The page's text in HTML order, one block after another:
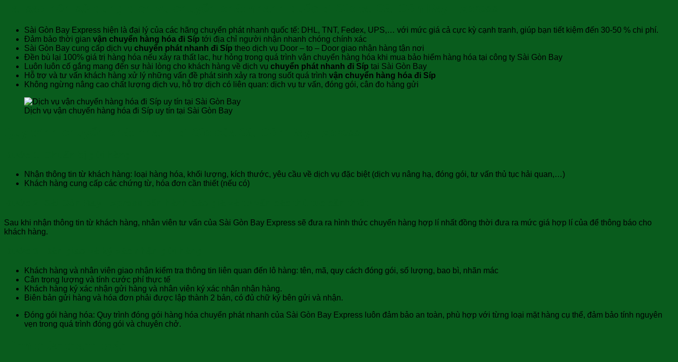
Sài Gòn Bay Express hiện là đại lý của các hãng chuyển phát nhanh quốc tế: DHL, TNT, Fedex, UPS,… với mức giá cả cực kỳ cạnh tranh, giúp bạn tiết kiệm đến 30-50 % chi phí.
Đảm bảo thời gian vận chuyển hàng hóa đi Síp tới địa chỉ người nhận nhanh chóng chính xác
Sài Gòn Bay cung cấp dịch vụ chuyển phát nhanh đi Síp theo dịch vụ Door – to – Door giao nhận hàng tận nơi
Đền bù lại 100% giá trị hàng hóa nếu xảy ra thất lạc, hư hỏng trong quá trình vận chuyển hàng hóa khi mua bảo hiểm hàng hóa tại công ty Sài Gòn Bay
Luôn luôn cố gắng mang đến sự hài lòng cho khách hàng về dịch vụ chuyển phát nhanh đi Síp tại Sài Gòn Bay
Hỗ trợ và tư vấn khách hàng xử lý những vấn đề phát sinh xảy ra trong suốt quá trình vận chuyển hàng hóa đi Síp
Không ngừng nâng cao chất lượng dịch vụ, hỗ trợ dịch có liên quan: dịch vụ tư vấn, đóng gói, cân đo hàng gửi
Dịch vụ vận chuyển hàng hóa đi Síp uy tín tại Sài Gòn Bay
Nhận thông tin từ khách hàng: loại hàng hóa, khối lượng, kích thước, yêu cầu về dịch vụ đặc biệt (dịch vụ nâng hạ, đóng gói, tư vấn thủ tục hải quan,…)
Khách hàng cung cấp các chứng từ, hóa đơn cần thiết (nếu có)
Sau khi nhận thông tin từ khách hàng, nhân viên tư vấn của Sài Gòn Bay Express sẽ đưa ra hình thức chuyển hàng hợp lí nhất đồng thời đưa ra mức giá hợp lí của để thông báo cho
khách hàng.
Khách hàng và nhân viên giao nhận kiểm tra thông tin liên quan đến lô hàng: tên, mã, quy cách đóng gói, số lượng, bao bì, nhãn mác
Cân trọng lượng và tính cước phí thực tế
Khách hàng ký xác nhận gửi hàng và nhân viên ký xác nhận nhận hàng.
Biên bản gửi hàng và hóa đơn phải được lập thành 2 bản, có đủ chữ ký bên gửi và nhận.
Đóng gói hàng hóa: Quy trình đóng gói hàng hóa chuyển phát nhanh của Sài Gòn Bay Express luôn đảm bảo an toàn, phù hợp với từng loại mặt hàng cụ thể, đảm bảo tính nguyên
vẹn trong quá trình đóng gói và chuyên chở.